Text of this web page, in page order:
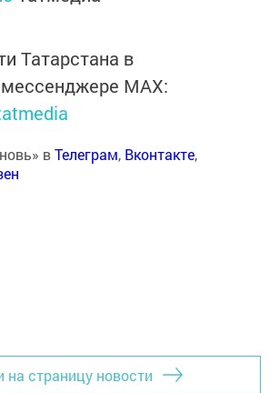
Татарстана в
MАХ:
вТелеграм, Вконтакте,
на страницу новости